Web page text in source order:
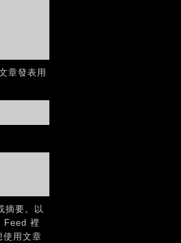
章發表用
摘要。以
Feed 裡
使用文章